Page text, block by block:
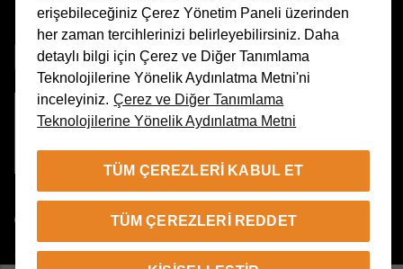
Uygulamamızı İndirin
© 2026 Beymen Tüm Hakları Saklıdır
erişebileceğiniz Çerez Yönetim Paneli üzerinden
her zaman tercihlerinizi belirleyebilirsiniz. Daha
detaylı bilgi için Çerez ve Diğer Tanımlama
Teknolojilerine Yönelik Aydınlatma Metni'ni
inceleyiniz. Çerez ve Diğer Tanımlama
Teknolojilerine Yönelik Aydınlatma Metni
TÜM ÇEREZLERI KABUL ET
TÜM ÇEREZLERI REDDET